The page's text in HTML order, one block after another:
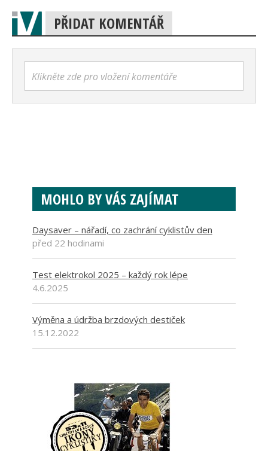
PŘIDAT KOMENTÁŘ
Klikněte zde pro vložení komentáře
MOHLO BY VÁS ZAJÍMAT
Daysaver – nářadí, co zachrání cyklistův den
před 22 hodinami
Test elektrokol 2025 – každý rok lépe
4.6.2025
Výměna a údržba brzdových destiček
15.12.2022